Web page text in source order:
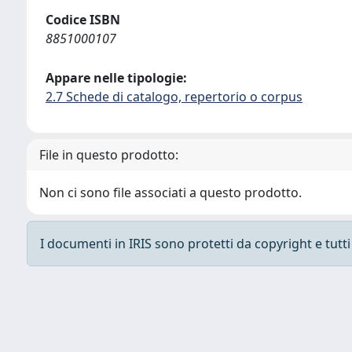
Codice ISBN
8851000107
Appare nelle tipologie:
2.7 Schede di catalogo, repertorio o corpus
File in questo prodotto:
Non ci sono file associati a questo prodotto.
I documenti in IRIS sono protetti da copyright e